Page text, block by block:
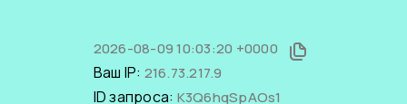
2026-08-09 10:03:20 +0000
Ваш IP: 216.73.217.9
ID запроса: K3Q6hqSpAOs1